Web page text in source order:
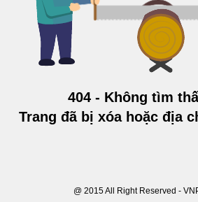
404 - Không tìm
Trang đã bị xóa hoặc địa
@ 2015 All Right Reserved -